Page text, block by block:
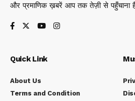
और प्रमाणिक ख़बरें आप तक तेज़ी से पहुँचाना
Quick Link
About Us
Terms and Condition